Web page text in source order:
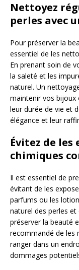
Nettoyez
perles avec
Pour préserver la
essentiel de les
En prenant soin de
la saleté et les
naturel. Un
maintenir vos bijoux
leur durée de vie et
élégance et leur
Évitez de les
chimiques
Il est essentiel de
évitant de les
parfums ou les
naturel des perles
préserver la beauté
recommandé de les
ranger dans un
dommages